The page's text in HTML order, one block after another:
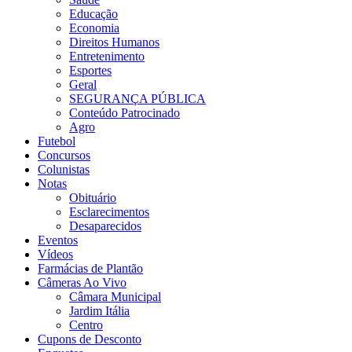
Educação
Economia
Direitos Humanos
Entretenimento
Esportes
Geral
SEGURANÇA PÚBLICA
Conteúdo Patrocinado
Agro
Futebol
Concursos
Colunistas
Notas
Obituário
Esclarecimentos
Desaparecidos
Eventos
Vídeos
Farmácias de Plantão
Câmeras Ao Vivo
Câmara Municipal
Jardim Itália
Centro
Cupons de Desconto